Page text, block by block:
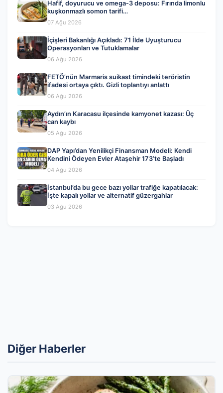
Hafif, doyurucu ve omega-3 deposu: Fırında limonlu
kuşkonmazlı somon tarifi…
07 Ağu 2026
İçişleri Bakanlığı Açıkladı: 71 İlde Uyuşturucu
Operasyonları ve Tutuklamalar
06 Ağu 2026
FETÖ’nün Marmaris suikast timindeki teröristin
ifadesi ortaya çıktı. Gizli toplantıyı anlattı
06 Ağu 2026
Aydın’ın Karacasu ilçesinde kamyonet kazası: Üç
can kaybı
05 Ağu 2026
DAP Yapı’dan Yenilikçi Finansman Modeli: Kendi
Kendini Ödeyen Evler Ataşehir 173’te Başladı
04 Ağu 2026
İstanbul’da bu gece bazı yollar trafiğe kapatılacak:
İşte kapalı yollar ve alternatif güzergahlar
03 Ağu 2026
Diğer Haberler